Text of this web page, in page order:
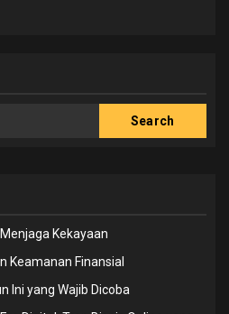
Search
Kekayaan
Keamanan Finansial
Ini yang Wajib Dicoba